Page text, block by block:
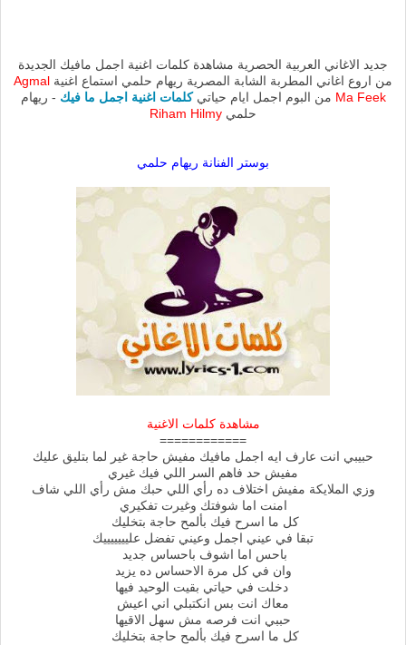
جديد الاغاني العربية الحصرية مشاهدة كلمات اغنية اجمل مافيك الجديدة
من اروع اغاني المطربة الشابة المصرية ريهام حلمي استماع اغنية Agmal
Ma Feek من البوم اجمل ايام حياتي كلمات اغنية اجمل ما فيك - ريهام
حلمي Riham Hilmy
بوستر الفنانة ريهام حلمي
مشاهدة كلمات الاغنية
============
حبيبي انت عارف ايه اجمل مافيك مفيش حاجة غير لما بتليق عليك
مفيش حد فاهم السر اللي فيك غيري
وزي الملايكة مفيش اختلاف ده رأي اللي حبك مش رأي اللي شاف
امنت اما شوفتك وغيرت تفكيري
كل ما اسرح فيك بألمح حاجة بتخليك
تبقا في عيني اجمل وعيني تفضل عليييييييك
باحس اما اشوف باحساس جديد
وان في كل مرة الاحساس ده يزيد
دخلت في حياتي بقيت الوحيد فيها
معاك انت بس انكتبلي اني اعيش
حببي انت فرصه مش سهل الاقيها
كل ما اسرح فيك بألمح حاجة بتخليك